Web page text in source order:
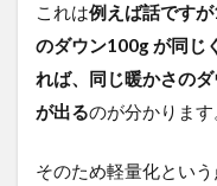
5
い
ご
これは例えば話です
のダウン100g が同じ
れば、同じ暖かさの
が出るのが分かります
そのため軽量化とい